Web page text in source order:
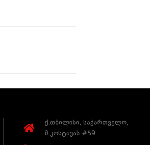
ქ.თბილისი, საქართველო,
მ.კოსტავას #59